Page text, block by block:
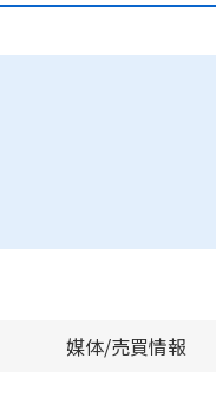
媒体/売買情報